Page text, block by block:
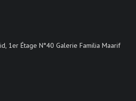
1er Étage N°40 Galerie Familia Maarif